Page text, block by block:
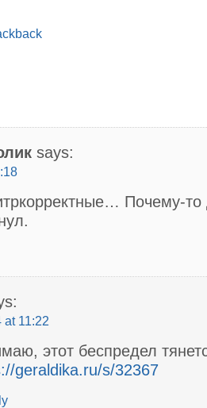
says:
Почему-то
at 11:22
этот беспредел
geraldika.ru/s/32367